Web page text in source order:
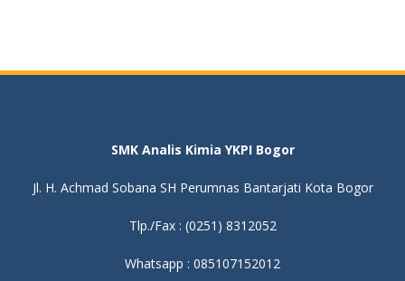
SMK Analis Kimia YKPI Bogor
Jl. H. Achmad Sobana SH Perumnas Bantarjati Kota Bogor
Tlp./Fax : (0251) 8312052
Whatsapp : 085107152012